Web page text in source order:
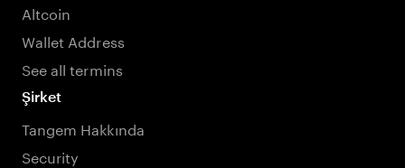
Altcoin
Wallet Address
See all termins
Şirket
Tangem Hakkında
Security